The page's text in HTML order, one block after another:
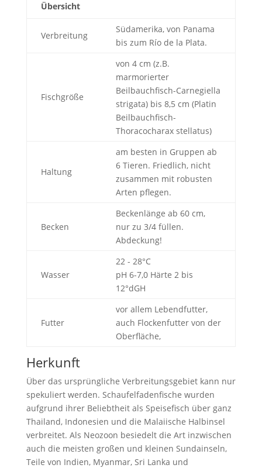
Übersicht
Verbreitung
Südamerika, von Panama
bis zum Río de la Plata.
Fischgröße
von 4 cm (z.B.
marmorierter
Beilbauchfisch-Carnegiella
strigata) bis 8,5 cm (Platin
Beilbauchfisch-
Thoracocharax stellatus)
Haltung
am besten in Gruppen ab
6 Tieren. Friedlich, nicht
zusammen mit robusten
Arten pflegen.
Becken
Beckenlänge ab 60 cm,
nur zu 3/4 füllen.
Abdeckung!
Wasser
22 - 28°C
pH 6-7,0 Härte 2 bis
12°dGH
Futter
vor allem Lebendfutter,
auch Flockenfutter von der
Oberfläche,
Herkunft
Über das ursprüngliche Verbreitungsgebiet kann nur
spekuliert werden. Schaufelfadenfische wurden
aufgrund ihrer Beliebtheit als Speisefisch über ganz
Thailand, Indonesien und die Malaiische Halbinsel
verbreitet. Als Neozoon besiedelt die Art inzwischen
auch die meisten großen und kleinen Sundainseln,
Teile von Indien, Myanmar, Sri Lanka und